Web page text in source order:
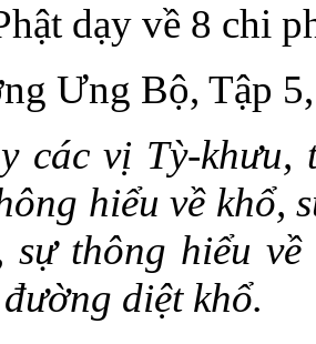
dạy về 8 chi
Ưng Bộ, Tập
các vị Tỳ-
hiểu về khổ,
sự thông hiểu
diệt khổ.